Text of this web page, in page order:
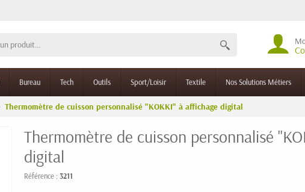
Bureau Tech Outils Sport/Loisir Textile Nos Solutions Métiers
Thermomètre de cuisson personnalisé "KOKKI" à affichage digital
Thermomètre de cuisson personnalisé
digital
Référence : 3211